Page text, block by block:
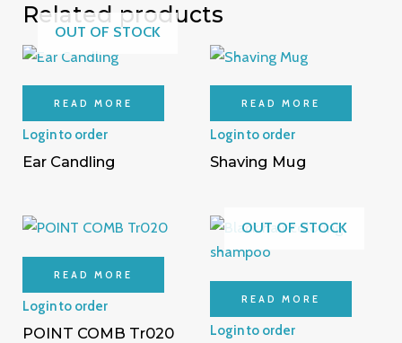
Related products
OUT OF STOCK
READ MORE
Login to order
Ear Candling
READ MORE
Login to order
Shaving Mug
READ MORE
Login to order
POINT COMB Tr020
OUT OF STOCK
READ MORE
Login to order